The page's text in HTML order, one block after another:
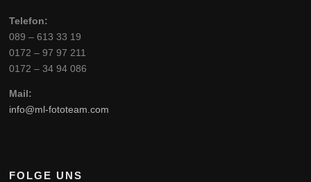
Telefon:
089 – 613 33 19
0172 – 97 97 211
0172 – 34 94 086
Mail:
info@ml-fototeam.com
FOLGE UNS